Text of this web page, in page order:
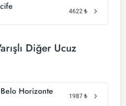
4622 ₺
Diğer Ucuz
Horizonte 1987 ₺